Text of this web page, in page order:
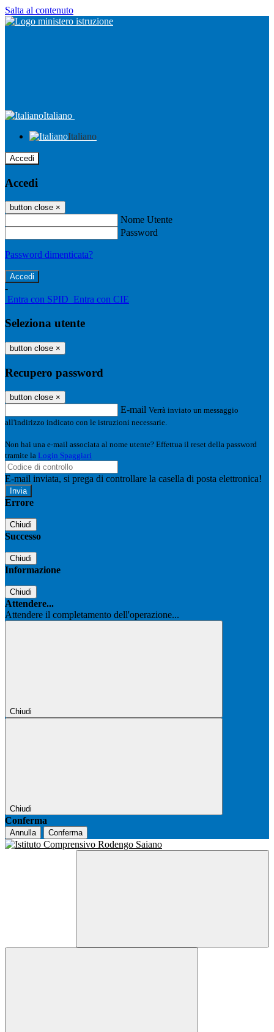
Salta al contenuto
Italiano
Italiano
Accedi
Accedi
button close ×
Nome Utente
Password
Password dimenticata?
-
Entra con SPID Entra con CIE
Seleziona utente
button close ×
Recupero password
button close ×
E-mail Verrà inviato un messaggio
all'indirizzo indicato con le istruzioni necessarie.
Non hai una e-mail associata al nome utente? Effettua il reset della password
tramite la Login Spaggiari
E-mail inviata, si prega di controllare la casella di posta elettronica!
Errore
Chiudi
Successo
Chiudi
Informazione
Chiudi
Attendere...
Attendere il completamento dell'operazione...
Chiudi
Chiudi
Conferma
Annulla Conferma